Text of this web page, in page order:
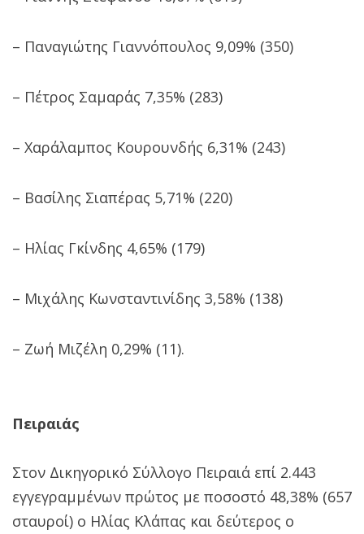
– Παναγιώτης Γιαννόπουλος 9,09% (350)
– Πέτρος Σαμαράς 7,35% (283)
– Χαράλαμπος Κουρουνδής 6,31% (243)
– Βασίλης Σιαπέρας 5,71% (220)
– Ηλίας Γκίνδης 4,65% (179)
– Μιχάλης Κωνσταντινίδης 3,58% (138)
– Ζωή Μιζέλη 0,29% (11).
Πειραιάς
Στον Δικηγορικό Σύλλογο Πειραιά επί 2.443
εγγεγραμμένων πρώτος με ποσοστό 48,38% (657
σταυροί) ο Ηλίας Κλάπας και δεύτερος ο